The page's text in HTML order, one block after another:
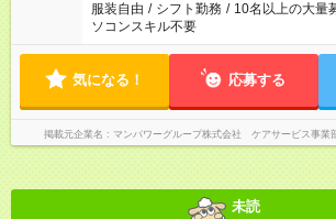
服装自由 / シフト勤務 / 10名以上の大量
ソコンスキル不要
気になる！ 応募する
掲載元企業名 マンパワーグループ株式会社 ケアサービス事業
未読